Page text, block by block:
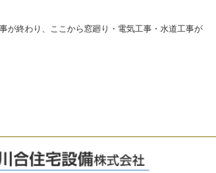
が終わり、ここから窓廻り・電気工事・水道工事が